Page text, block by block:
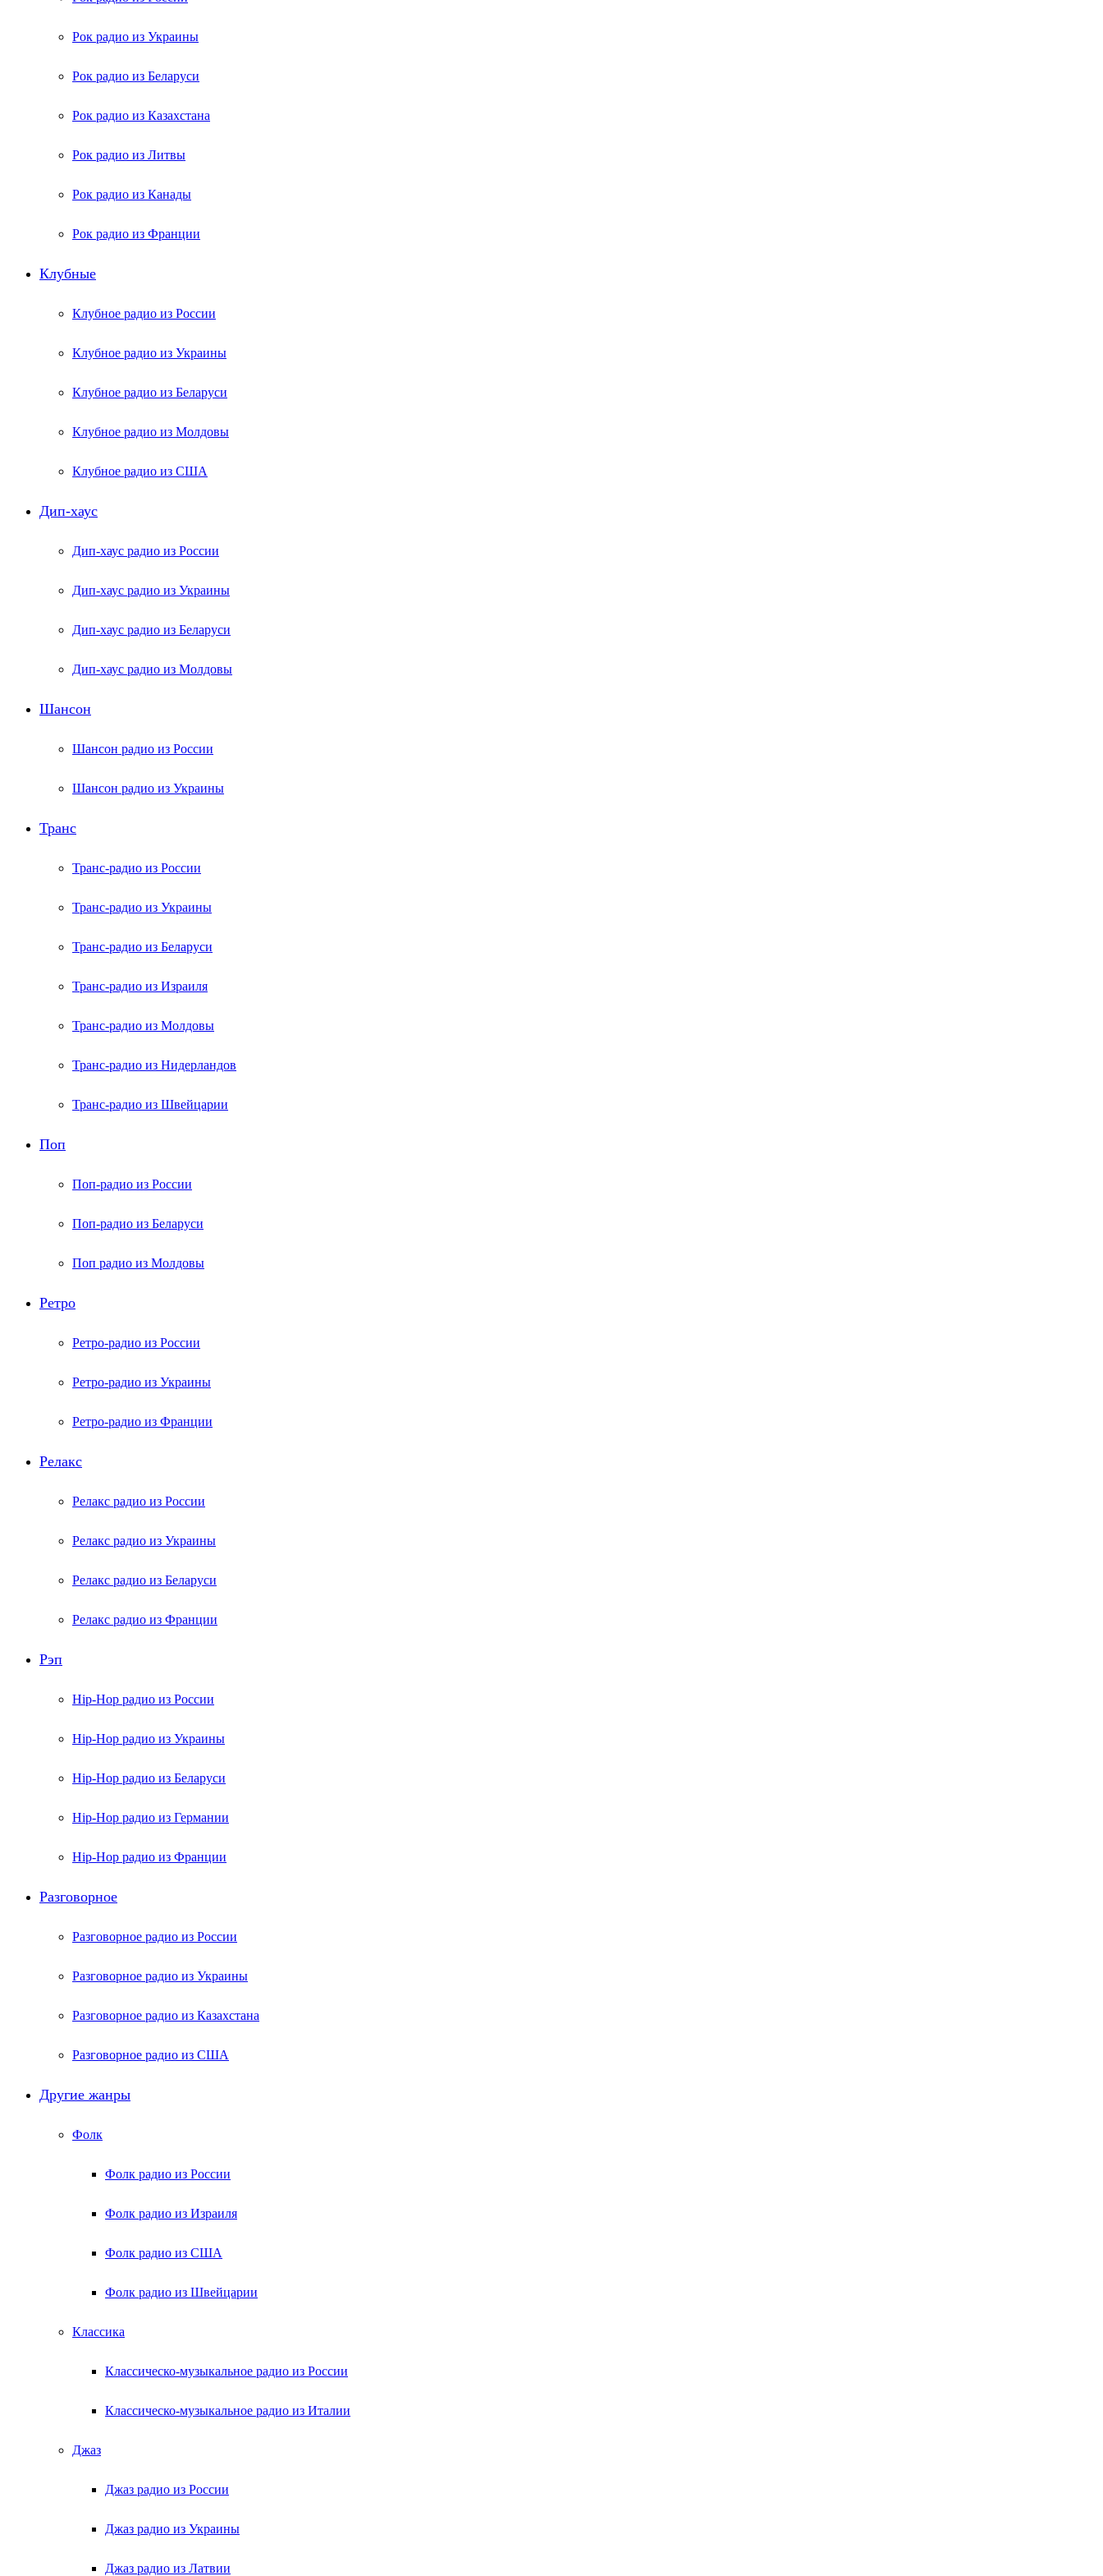
Рок радио из Украины
Рок радио из Беларуси
Рок радио из Казахстана
Рок радио из Литвы
Рок радио из Канады
Рок радио из Франции
Клубные
Клубное радио из России
Клубное радио из Украины
Клубное радио из Беларуси
Клубное радио из Молдовы
Клубное радио из США
Дип-хаус
Дип-хаус радио из России
Дип-хаус радио из Украины
Дип-хаус радио из Беларуси
Дип-хаус радио из Молдовы
Шансон
Шансон радио из России
Шансон радио из Украины
Транс
Транс-радио из России
Транс-радио из Украины
Транс-радио из Беларуси
Транс-радио из Израиля
Транс-радио из Молдовы
Транс-радио из Нидерландов
Транс-радио из Швейцарии
Поп
Поп-радио из России
Поп-радио из Беларуси
Поп радио из Молдовы
Ретро
Ретро-радио из России
Ретро-радио из Украины
Ретро-радио из Франции
Релакс
Релакс радио из России
Релакс радио из Украины
Релакс радио из Беларуси
Релакс радио из Франции
Рэп
Hip-Hop радио из России
Hip-Hop радио из Украины
Hip-Hop радио из Беларуси
Hip-Hop радио из Германии
Hip-Hop радио из Франции
Разговорное
Разговорное радио из России
Разговорное радио из Украины
Разговорное радио из Казахстана
Разговорное радио из США
Другие жанры
Фолк
Фолк радио из России
Фолк радио из Израиля
Фолк радио из США
Фолк радио из Швейцарии
Классика
Классическо-музыкальное радио из России
Классическо-музыкальное радио из Италии
Джаз
Джаз радио из России
Джаз радио из Украины
Джаз радио из Латвии